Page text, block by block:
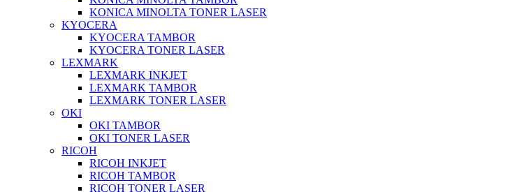
KONICA MINOLTA TONER LASER
KYOCERA
KYOCERA TAMBOR
KYOCERA TONER LASER
LEXMARK
LEXMARK INKJET
LEXMARK TAMBOR
LEXMARK TONER LASER
OKI
OKI TAMBOR
OKI TONER LASER
RICOH
RICOH INKJET
RICOH TAMBOR
RICOH TONER LASER